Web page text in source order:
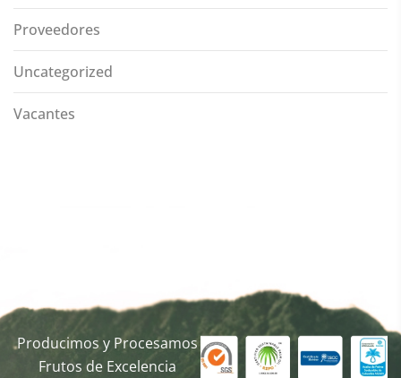
Proveedores
Uncategorized
Vacantes
Producimos y Procesamos
Frutos de Excelencia